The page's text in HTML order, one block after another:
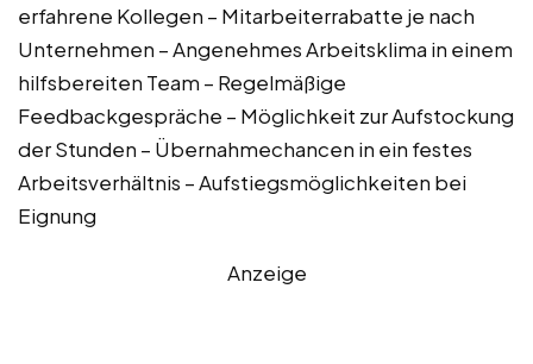
erfahrene Kollegen – Mitarbeiterrabatte je nach
Unternehmen – Angenehmes Arbeitsklima in einem
hilfsbereiten Team – Regelmäßige
Feedbackgespräche – Möglichkeit zur Aufstockung
der Stunden – Übernahmechancen in ein festes
Arbeitsverhältnis – Aufstiegsmöglichkeiten bei
Eignung
Anzeige